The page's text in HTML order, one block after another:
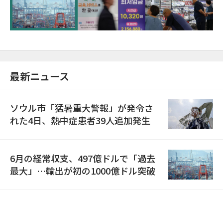
が初の1000億ドル突破
最新ニュース
ソウル市「猛暑重大警報」が発令さ
れた4日、熱中症患者39人追加発生
6月の経常収支、497億ドルで「過去
最大」…輸出が初の1000億ドル突破